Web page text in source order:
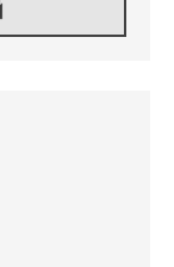
البابا لاوُن